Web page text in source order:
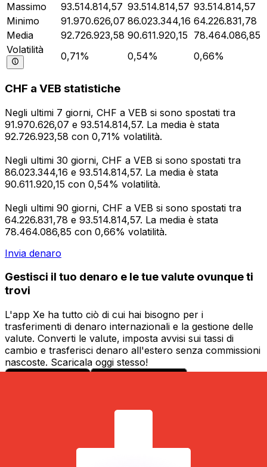
Massimo
93.514.814,57 93.514.814,57 93.514.814,57
Minimo
91.970.626,07 86.023.344,16 64.226.831,78
Media
92.726.923,58 90.611.920,15 78.464.086,85
Volatilità
0,71% 0,54% 0,66%
CHF a VEB statistiche
Negli ultimi 7 giorni, CHF a VEB si sono spostati tra
91.970.626,07 e 93.514.814,57. La media è stata
92.726.923,58 con 0,71% volatilità.
Negli ultimi 30 giorni, CHF a VEB si sono spostati tra
86.023.344,16 e 93.514.814,57. La media è stata
90.611.920,15 con 0,54% volatilità.
Negli ultimi 90 giorni, CHF a VEB si sono spostati tra
64.226.831,78 e 93.514.814,57. La media è stata
78.464.086,85 con 0,66% volatilità.
Invia denaro
Gestisci il tuo denaro e le tue valute ovunque ti
trovi
L'app Xe ha tutto ciò di cui hai bisogno per i
trasferimenti di denaro internazionali e la gestione delle
valute. Converti le valute, imposta avvisi sui tassi di
cambio e trasferisci denaro all'estero senza commissioni
nascoste. Scaricala oggi stesso!